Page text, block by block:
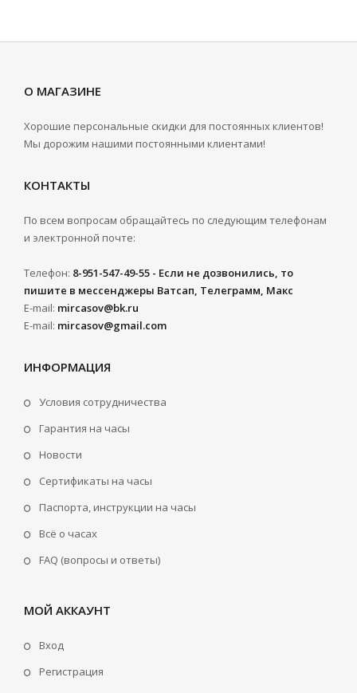
О МАГАЗИНЕ
Хорошие персональные скидки для постоянных клиентов!
Мы дорожим нашими постоянными клиентами!
КОНТАКТЫ
По всем вопросам обращайтесь по следующим телефонам
и электронной почте:
Телефон: 8-951-547-49-55 - Если не дозвонились, то
пишите в мессенджеры Ватсап, Телеграмм, Макс
E-mail: mircasov@bk.ru
E-mail: mircasov@gmail.com
ИНФОРМАЦИЯ
Условия сотрудничества
Гарантия на часы
Новости
Сертификаты на часы
Паспорта, инструкции на часы
Всё о часах
FAQ (вопросы и ответы)
МОЙ АККАУНТ
Вход
Регистрация